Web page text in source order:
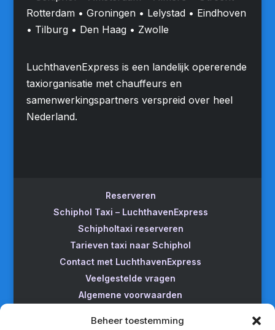
Beheer toestemming
Rotterdam • Groningen • Lelystad • Eindhoven
• Tilburg • Den Haag • Zwolle
LuchthavenExpress is een landelijk opererende
taxiorganisatie met chauffeurs en
samenwerkingspartners verspreid over heel
Nederland.
Reserveren
Schiphol Taxi – LuchthavenExpress
Schipholtaxi reserveren
Tarieven taxi naar Schiphol
Contact met LuchthavenExpress
Veelgestelde vragen
Algemene voorwaarden